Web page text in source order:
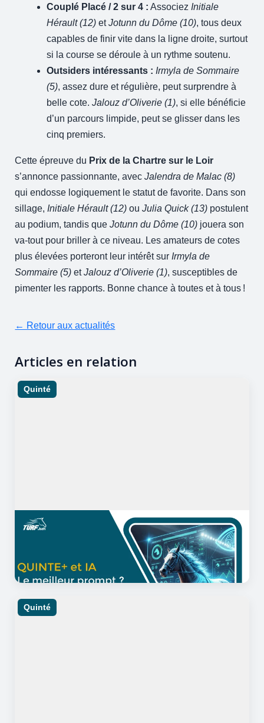
Couplé Placé / 2 sur 4 : Associez Initiale
Hérault (12) etJotunn du Dôme (10), tous deux
capables de finir vite dans la ligne droite, surtout
si la course se déroule à un rythme soutenu.
Outsiders intéressants : Irmyla de Sommaire
(5), assez dure et régulière, peut surprendre à
belle cote.Jalouz d’Oliverie (1), si elle bénéficie
d’un parcours limpide, peut se glisser dans les
cinq premiers.
Cette épreuve du Prix de la Chartre sur le Loir
s’annonce passionnante, avecJalendra de Malac (8)
qui endosse logiquement le statut de favorite. Dans son
sillage, Initiale Hérault (12) ouJulia Quick (13) postulent
au podium, tandis queJotunn du Dôme (10) jouera son
va-tout pour briller à ce niveau. Les amateurs de cotes
plus élevées porteront leur intérêt sur Irmyla de
Sommaire (5) etJalouz d’Oliverie (1), susceptibles de
pimenter les rapports. Bonne chance à toutes et à tous !
← Retour aux actualités
Articles en relation
Quinté
04/10/2025 18 minutes de lecture
Pronostic IA : Comment rédiger
un prompt Quinté ?
Quinté